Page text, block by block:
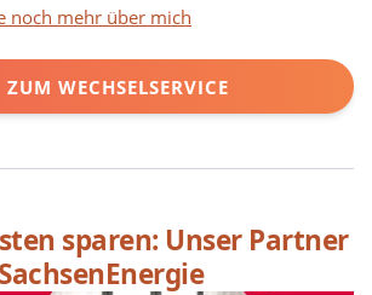
noch mehr über mich
ZUM WECHSELSERVICE
sparen: Unser Partner
SachsenEnergie